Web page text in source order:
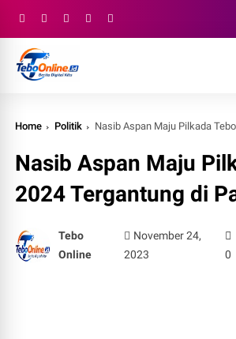
Home Politik Nasib Aspan Maju Pilkada Tebo
Nasib Aspan Maju
2024 Tergantung di
Tebo
Online
November 24,
2023
0